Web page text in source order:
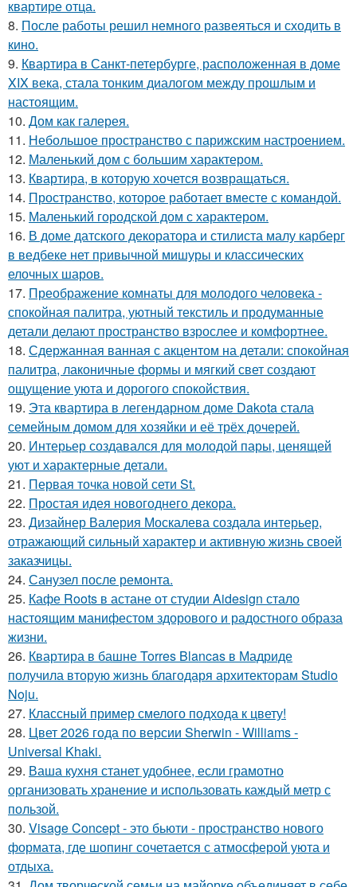
квартире отца.
8. После работы решил немного развеяться и сходить в
кино.
9. Квартира в Санкт-петербурге, расположенная в доме
XIX века, стала тонким диалогом между прошлым и
настоящим.
10. Дом как галерея.
11. Небольшое пространство с парижским настроением.
12. Маленький дом с большим характером.
13. Квартира, в которую хочется возвращаться.
14. Пространство, которое работает вместе с командой.
15. Маленький городской дом с характером.
16. В доме датского декоратора и стилиста малу карберг
в ведбеке нет привычной мишуры и классических
елочных шаров.
17. Преображение комнаты для молодого человека -
спокойная палитра, уютный текстиль и продуманные
детали делают пространство взрослее и комфортнее.
18. Сдержанная ванная с акцентом на детали: спокойная
палитра, лаконичные формы и мягкий свет создают
ощущение уюта и дорогого спокойствия.
19. Эта квартира в легендарном доме Dakota стала
семейным домом для хозяйки и её трёх дочерей.
20. Интерьер создавался для молодой пары, ценящей
уют и характерные детали.
21. Первая точка новой сети St.
22. Простая идея новогоднего декора.
23. Дизайнер Валерия Москалева создала интерьер,
отражающий сильный характер и активную жизнь своей
заказчицы.
24. Санузел после ремонта.
25. Кафе Roots в астане от студии Aidesign стало
настоящим манифестом здорового и радостного образа
жизни.
26. Квартира в башне Torres Blancas в Мадриде
получила вторую жизнь благодаря архитекторам Studio
Noju.
27. Классный пример смелого подхода к цвету!
28. Цвет 2026 года по версии Sherwin - Williams -
Universal Khaki.
29. Ваша кухня станет удобнее, если грамотно
организовать хранение и использовать каждый метр с
пользой.
30. Visage Concept - это бьюти - пространство нового
формата, где шопинг сочетается с атмосферой уюта и
отдыха.